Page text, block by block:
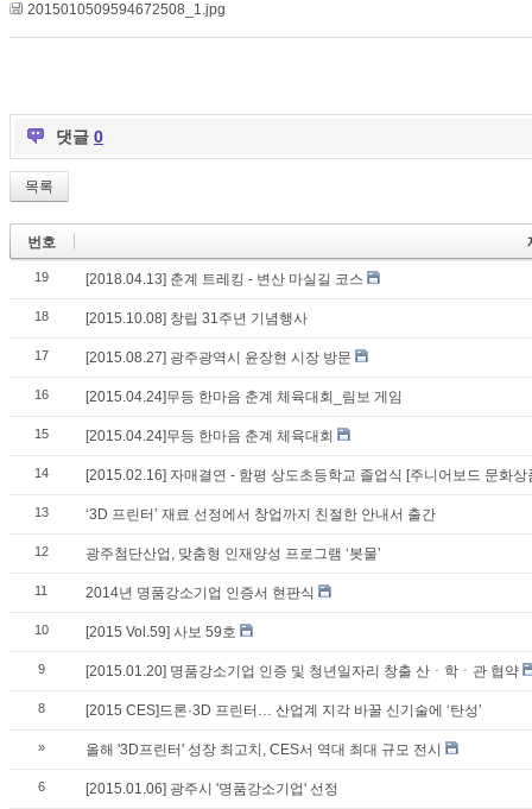
2015010509594672508_1.jpg
댓글 0
목록
번호
19 [2018.04.13] 춘계 트레킹 - 변산 마실길 코스
18 [2015.10.08] 창립 31주년 기념행사
17 [2015.08.27] 광주광역시 윤장현 시장 방문
16 [2015.04.24]무등 한마음 춘계 체육대회_림보 게임
15 [2015.04.24]무등 한마음 춘계 체육대회
14 [2015.02.16] 자매결연 - 함평 상도초등학교 졸업식 [주니어보드 문화상
13 ‘3D 프린터’ 재료 선정에서 창업까지 친절한 안내서 출간
12 광주첨단산업, 맞춤형 인재양성 프로그램 ‘봇물’
11 2014년 명품강소기업 인증서 현판식
10 [2015 Vol.59] 사보 59호
9 [2015.01.20] 명품강소기업 인증 및 청년일자리 창출 산ㆍ학ㆍ관 협약
8 [2015 CES]드론·3D 프린터… 산업계 지각 바꿀 신기술에 ‘탄성’
» 올해 '3D프린터' 성장 최고치, CES서 역대 최대 규모 전시
6 [2015.01.06] 광주시 '명품강소기업' 선정